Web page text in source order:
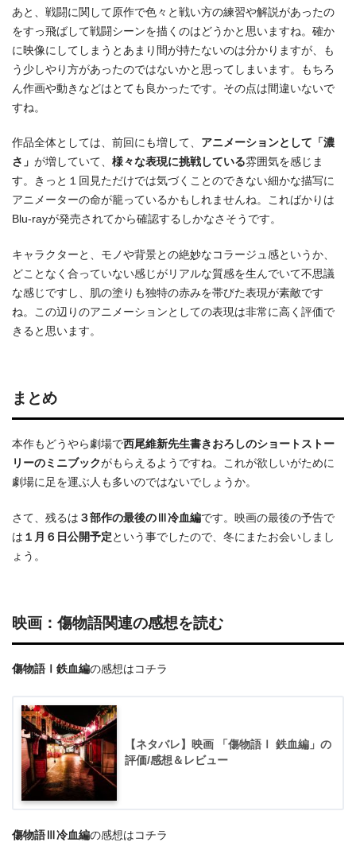
あと、戦闘に関して原作で色々と戦い方の練習や解説があったの
をすっ飛ばして戦闘シーンを描くのはどうかと思いますね。確か
に映像にしてしまうとあまり間が持たないのは分かりますが、も
う少しやり方があったのではないかと思ってしまいます。もちろ
ん作画や動きなどはとても良かったです。その点は間違いないで
すね。
作品全体としては、前回にも増して、 アニメーションとして「濃
さ」 が増していて、 様々な表現に挑戦している雰囲気を感じま
す。きっと１回見ただけでは気づくことのできない細かな描写に
アニメーターの命が籠っているかもしれませんね。こればかりは
Blu-rayが発売されてから確認するしかなさそうです。
キャラクターと、モノや背景との絶妙なコラージュ感というか、
どことなく合っていない感じがリアルな質感を生んでいて不思議
な感じですし、肌の塗りも独特の赤みを帯びた表現が素敵です
ね。この辺りのアニメーションとしての表現は非常に高く評価で
きると思います。
まとめ
本作もどうやら劇場で西尾維新先生書きおろしのショートストー
リーのミニブックがもらえるようですね。これが欲しいがために
劇場に足を運ぶ人も多いのではないでしょうか。
さて、残るは ３部作の最後のⅢ冷血編です。映画の最後の予告で
は １月６日公開予定 という事でしたので、冬にまたお会いしまし
ょう。
映画：傷物語関連の感想を読む
傷物語Ⅰ鉄血編の感想はコチラ
【ネタバレ】映画 「傷物語Ⅰ 鉄血編」の
評価/感想＆レビュー
傷物語Ⅲ冷血編の感想はコチラ